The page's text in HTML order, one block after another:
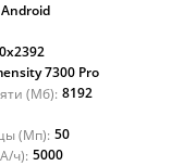
Android
7300 Pro
(Мб): 8192
(Мп): 50
ч): 5000